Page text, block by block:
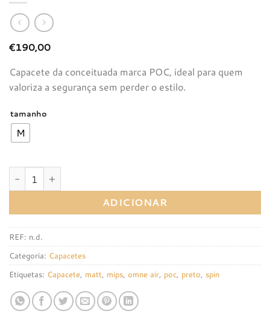
€190,00
Capacete da conceituada marca POC, ideal para quem
valoriza a segurança sem perder o estilo.
tamanho
M
Quantidade de Capacete POC Omne Air Mips - Preto Matt
ADICIONAR
REF: n.d.
Categoria: Capacetes
Etiquetas: Capacete, matt, mips, omne air, poc, preto, spin